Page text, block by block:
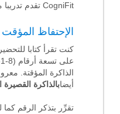
CogniFit تقدم تدريبا مخصص للذاكرة ما وراء الألعاب. وتشمل مجموعة متنوعة من تمارين الذاكرة المثبتة علميا ومجربة فعاليتها.
الإحتفاظ
كنت تقرأ كتابا
على تسعة أرقام (8-1-6-4-8-3-2-7-3) ويقرأ بصوت معتدل, إذا لم يكن لك قلم في يدك فهي مشكلة: هناك عدد كبير من الأرقام وهذا العدد يفوق
الذاكرة المؤقتة.
أيضابالذاكرة القصيرة
تقرِّر بتذكر الرقم كما لوكان ثلاثة